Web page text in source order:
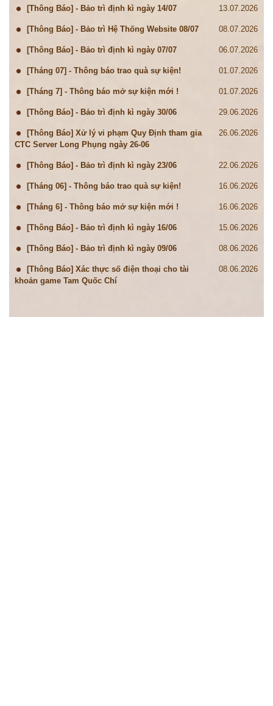
[Thông Báo] - Bảo trì định kì ngày 14/07 13.07.2026
[Thông Báo] - Bảo trì Hệ Thống Website 08/07 08.07.2026
[Thông Báo] - Bảo trì định kì ngày 07/07 06.07.2026
[Tháng 07] - Thông báo trao quà sự kiện! 01.07.2026
[Tháng 7] - Thông báo mở sự kiện mới ! 01.07.2026
[Thông Báo] - Bảo trì định kì ngày 30/06 29.06.2026
[Thông Báo] Xử lý vi phạm Quy Định tham gia
CTC Server Long Phụng ngày 26-06
26.06.2026
[Thông Báo] - Bảo trì định kì ngày 23/06 22.06.2026
[Tháng 06] - Thông báo trao quà sự kiện! 16.06.2026
[Tháng 6] - Thông báo mở sự kiện mới ! 16.06.2026
[Thông Báo] - Bảo trì định kì ngày 16/06 15.06.2026
[Thông Báo] - Bảo trì định kì ngày 09/06 08.06.2026
[Thông Báo] Xác thực số điện thoại cho tài
khoản game Tam Quốc Chí
08.06.2026